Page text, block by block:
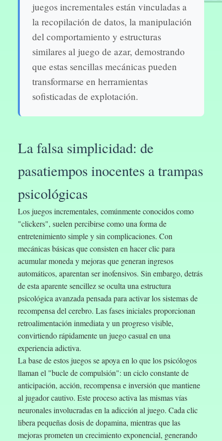
juegos incrementales están vinculadas a
la recopilación de datos, la manipulación
del comportamiento y estructuras
similares al juego de azar, demostrando
que estas sencillas mecánicas pueden
transformarse en herramientas
sofisticadas de explotación.
La falsa simplicidad: de
pasatiempos inocentes a trampas
psicológicas
Los juegos incrementales, comúnmente conocidos como
"clickers", suelen percibirse como una forma de
entretenimiento simple y sin complicaciones. Con
mecánicas básicas que consisten en hacer clic para
acumular moneda y mejoras que generan ingresos
automáticos, aparentan ser inofensivos. Sin embargo, detrás
de esta aparente sencillez se oculta una estructura
psicológica avanzada pensada para activar los sistemas de
recompensa del cerebro. Las fases iniciales proporcionan
retroalimentación inmediata y un progreso visible,
convirtiendo rápidamente un juego casual en una
experiencia adictiva.
La base de estos juegos se apoya en lo que los psicólogos
llaman el "bucle de compulsión": un ciclo constante de
anticipación, acción, recompensa e inversión que mantiene
al jugador cautivo. Este proceso activa las mismas vías
neuronales involucradas en la adicción al juego. Cada clic
libera pequeñas dosis de dopamina, mientras que las
mejoras prometen un crecimiento exponencial, generando